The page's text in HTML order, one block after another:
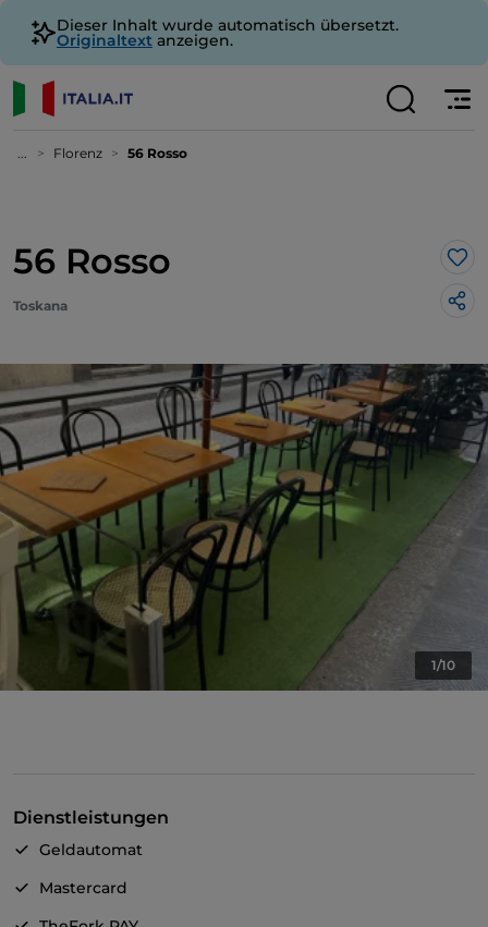
Dieser Inhalt wurde automatisch übersetzt.
Originaltext anzeigen.
... Florenz 56 Rosso
56 Rosso
Toskana
1/10
Dienstleistungen
Geldautomat
Mastercard